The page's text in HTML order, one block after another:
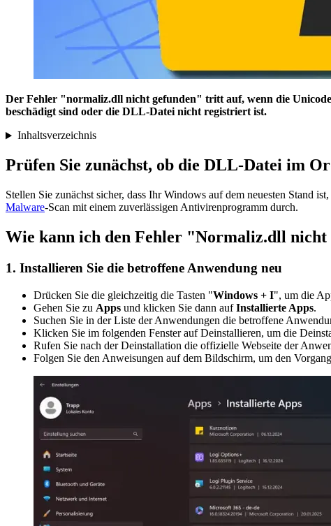
Der Fehler "normaliz.dll nicht gefunden" tritt auf, wenn die
beschädigt sind oder die DLL-Datei nicht registriert ist.
Inhaltsverzeichnis
Prüfen Sie zunächst, ob die DLL-Datei im
Stellen Sie zunächst sicher, dass Ihr Windows auf dem neuesten Stand
Malware-Scan mit einem zuverlässigen Antivirenprogramm durch.
Wie kann ich den Fehler "Normaliz.dll nicht
1. Installieren Sie die betroffene Anwendung neu
Drücken Sie die gleichzeitig die Tasten "Windows + I", um die
Gehen Sie zu Apps und klicken Sie dann aufInstallierte Apps.
Suchen Sie in der Liste der Anwendungen die betroffene
Klicken Sie im folgenden Fenster auf Deinstallieren, um die
Rufen Sie nach der Deinstallation die offizielle Webseite der
Folgen Sie den Anweisungen auf dem Bildschirm, um den